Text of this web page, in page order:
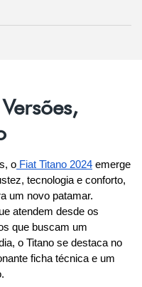
o Fiat Titano 2024 emerge
tecnologia e conforto,
um novo patamar.
atendem desde os
que buscam um
o Titano se destaca no
ficha técnica e um